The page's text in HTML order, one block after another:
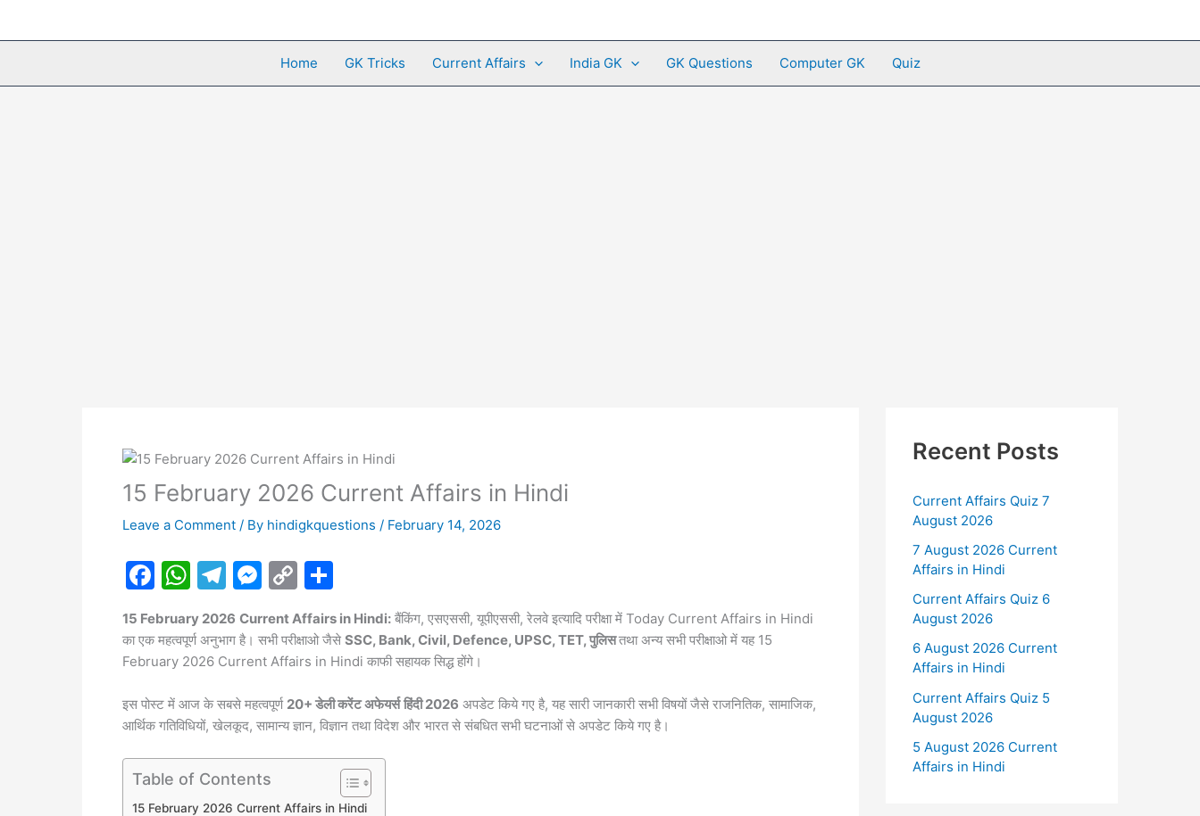
Home GK Tricks Current Affairs India GK GK Questions Computer GK Quiz
15 February 2026 Current Affairs in Hindi
Leave a Comment / By hindigkquestions / February 14, 2026
F
c
e
b
o
k
W
at
s
A
p
T
e
gr
a
m
M
s
s
n
er
C
o
p
y
Li
n
h
ar
e
15 February 2026 Current Affairs in Hindi: बैंकिंग, एसएससी, यूपीएससी, रेलवे इत्यादि परीक्षा में Today Current Affairs in Hindi
का एक महत्वपूर्ण अनुभाग है। सभी परीक्षाओ जैसे SSC, Bank, Civil, Defence, UPSC, TET, पुलिसतथा अन्य सभी परीक्षाओ में यह 15
February 2026 Current Affairs in Hindi काफी सहायक सिद्ध होंगे।
इस पोस्ट में आज के सबसे महत्वपूर्ण 20+ डेली करेंट अफेयर्स हिंदी 2026 अपडेट किये गए है, यह सारी जानकारी सभी विषयों जैसे राजनितिक, सामाजिक,
आर्थिक गतिविधियों, खेलकूद, सामान्य ज्ञान, विज्ञान तथा विदेश और भारत से संबधित सभी घटनाओं से अपडेट किये गए है।
Table of Contents
15 February 2026 Current Affairs in Hindi
Recent Posts
Current Affairs Quiz 7
August 2026
7 August 2026 Current
Affairs in Hindi
Current Affairs Quiz 6
August 2026
6 August 2026 Current
Affairs in Hindi
Current Affairs Quiz 5
August 2026
5 August 2026 Current
Affairs in Hindi